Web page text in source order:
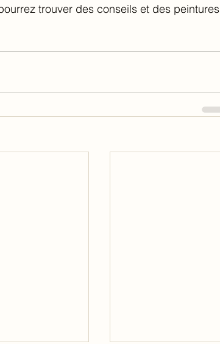
trouver des conseils et des peintures